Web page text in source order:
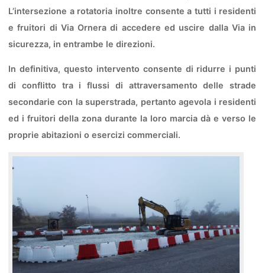
L’intersezione a rotatoria inoltre consente a tutti i residenti
e fruitori di Via Ornera di accedere ed uscire dalla Via in
sicurezza, in entrambe le direzioni.
In definitiva, questo intervento consente di ridurre i punti
di conflitto tra i flussi di attraversamento delle strade
secondarie con la superstrada, pertanto agevola i residenti
ed i fruitori della zona durante la loro marcia dà e verso le
proprie abitazioni o esercizi commerciali.